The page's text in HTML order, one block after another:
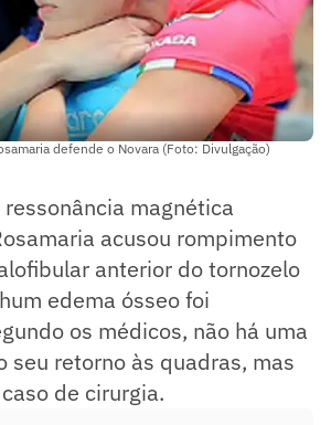
defende o Novara (Foto: Divulgação)
magnética
acusou rompimento
anterior do tornozelo
edema ósseo foi
os médicos, não há uma
seu retorno às quadras, mas
de cirurgia.